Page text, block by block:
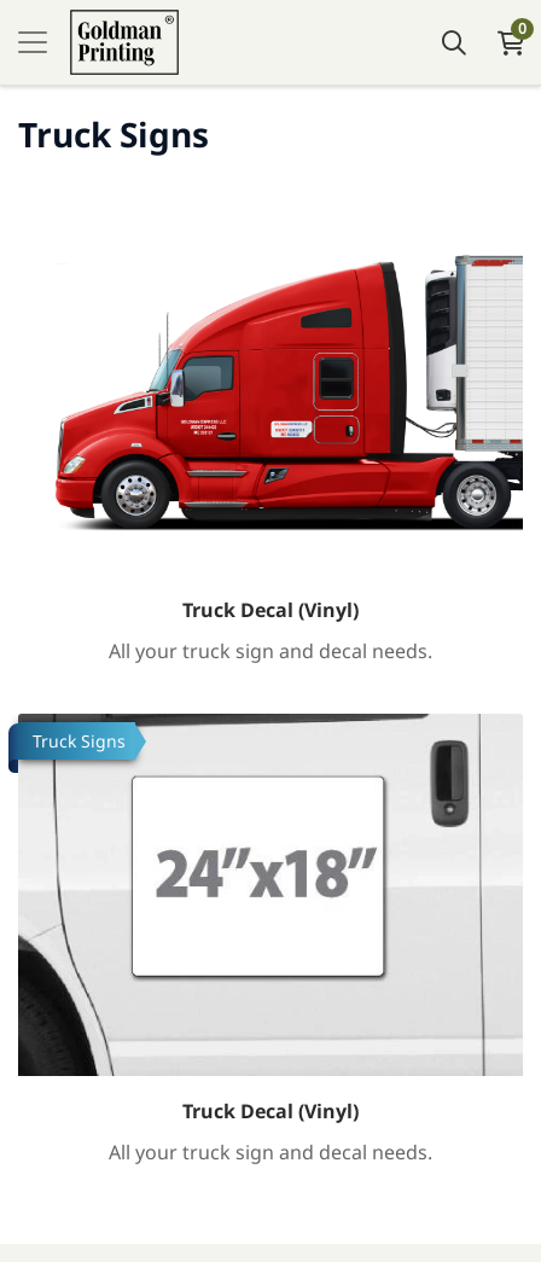
0
Truck Signs
Truck Decal (Vinyl)
All your truck sign and decal needs.
Truck Signs
Truck Decal (Vinyl)
All your truck sign and decal needs.
Посмотреть подробности Truck Decal (Vinyl)